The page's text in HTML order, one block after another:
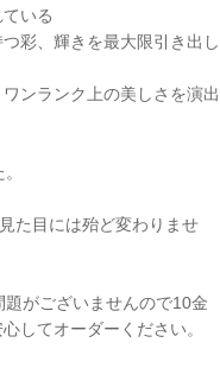
いる
彩、輝きを最大限引き出し
ンランク上の美しさを演出
た目には殆ど変わりませ
がございませんので10金
してオーダーください。